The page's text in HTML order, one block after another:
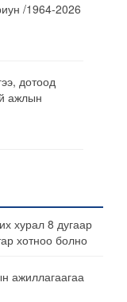
/1964-2026
дотоод
ажлын
хурал 8 дугаар
хотноо болно
ажиллагаагаа